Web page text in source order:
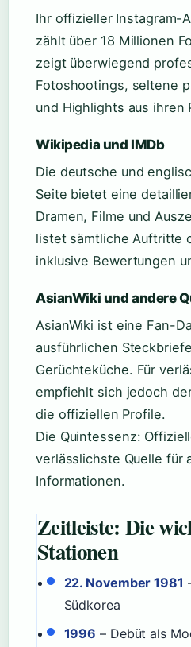
Ihr offizieller Instagram-
zählt über 18 Millionen
zeigt überwiegend
Fotoshootings, seltene
und Highlights aus ihren
Wikipedia und IMDb
Die deutsche und
Seite bietet eine
Dramen, Filme und
listet sämtliche Auftritte
inklusive Bewertungen
AsianWiki und andere
AsianWiki ist eine Fan-
ausführlichen
Gerüchteküche. Für
empfiehlt sich jedoch
die offiziellen Profile.
Die Quintessenz:
verlässlichste Quelle für
Informationen.
Zeitleiste: Die
Stationen
22. November 1981
Südkorea
1996 – Debüt als